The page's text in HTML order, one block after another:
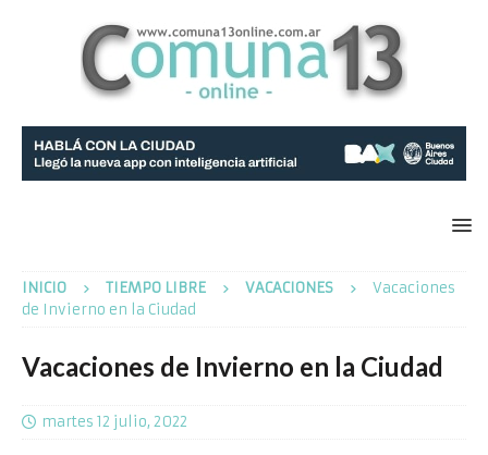
INICIO TIEMPO LIBRE VACACIONES
Vacaciones
de Invierno en la Ciudad
Vacaciones de Invierno en la Ciudad
martes 12 julio, 2022